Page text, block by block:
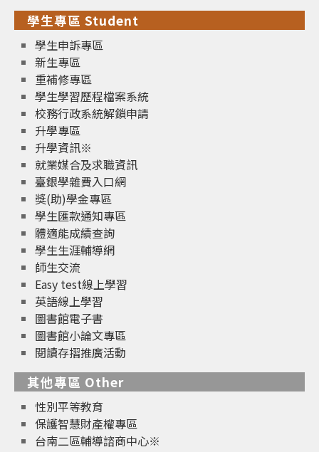
學生專區 Student
學生申訴專區
新生專區
重補修專區
學生學習歷程檔案系統
校務行政系統解鎖申請
升學專區
升學資訊※
就業媒合及求職資訊
臺銀學雜費入口網
獎(助)學金專區
學生匯款通知專區
體適能成績查詢
學生生涯輔導網
師生交流
Easy test線上學習
英語線上學習
圖書館電子書
圖書館小論文專區
閱讀存摺推廣活動
其他專區 Other
性別平等教育
保護智慧財產權專區
台南二區輔導諮商中心※